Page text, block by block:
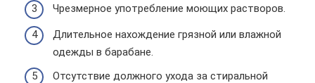
Чрезмерное употребление моющих растворов.
Длительное нахождение грязной или влажной
одежды в барабане.
Отсутствие должного ухода за стиральной